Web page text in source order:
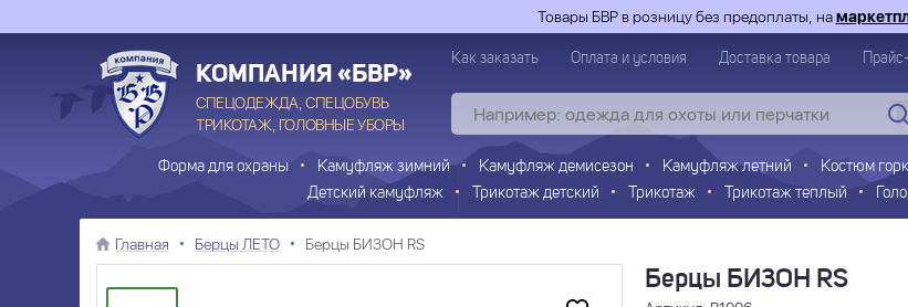
Товары БВР в розницу без предоплаты, на
КОМПАНИЯ «БВР»
СПЕЦОДЕЖДА, СПЕЦОБУВЬ
ТРИКОТАЖ, ГОЛОВНЫЕ УБОРЫ
Как заказать Оплата и условия Доставка товара
Форма для охраны Камуфляж зимний Камуфляж демисезон Камуфляж летний Костюм
Детский камуфляж
Трикотаж детский Трикотаж Трикотаж теплый
Главная Берцы ЛЕТО Берцы БИЗОН RS
Берцы БИЗОН RS